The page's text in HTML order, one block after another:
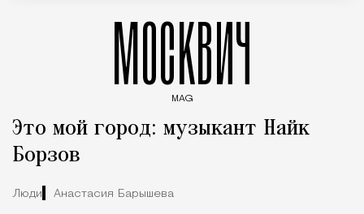
МОСКВИЧ
MAG
Это мой город: музыкант Найк
Борзов
Люди Анастасия Барышева